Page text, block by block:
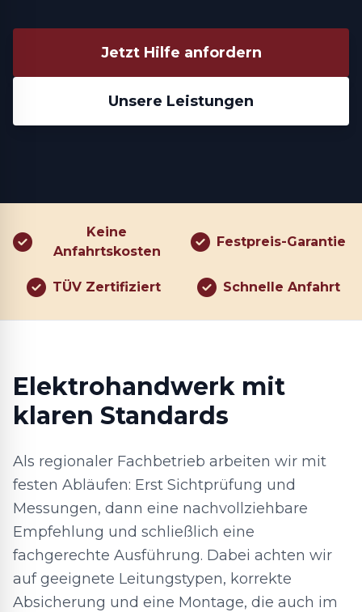
Jetzt Hilfe anfordern
Unsere Leistungen
Keine
Anfahrtskosten
Festpreis-Garantie
TÜV Zertifiziert Schnelle Anfahrt
Elektrohandwerk mit
klaren Standards
Als regionaler Fachbetrieb arbeiten wir mit
festen Abläufen: Erst Sichtprüfung und
Messungen, dann eine nachvollziehbare
Empfehlung und schließlich eine
fachgerechte Ausführung. Dabei achten wir
auf geeignete Leitungstypen, korrekte
Absicherung und eine Montage, die auch im